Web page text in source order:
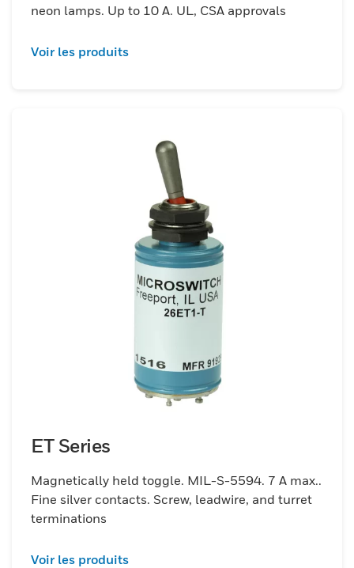
neon lamps. Up to 10 A. UL, CSA approvals
Voir les produits
ET Series
Magnetically held toggle. MIL-S-5594. 7 A max..
Fine silver contacts. Screw, leadwire, and turret
terminations
Voir les produits